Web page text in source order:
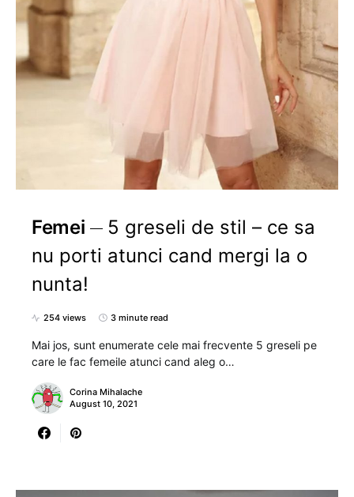
Femei
5 greseli de stil – ce sa
nu porti atunci cand mergi la o
nunta!
254 views 3 minute read
Mai jos, sunt enumerate cele mai frecvente 5 greseli pe
care le fac femeile atunci cand aleg o…
Corina Mihalache
August 10, 2021